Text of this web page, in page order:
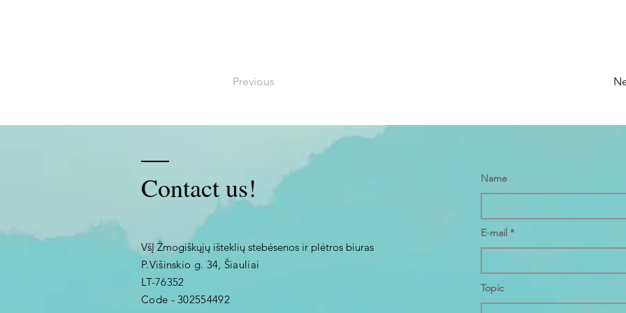
Previous
Contact us!
VšĮ Žmogiškųjų išteklių stebėsenos ir plėtros biuras
P.Višinskio g. 34, Šiauliai
LT-76352
Code - 302554492
Name
E-mail
Topic